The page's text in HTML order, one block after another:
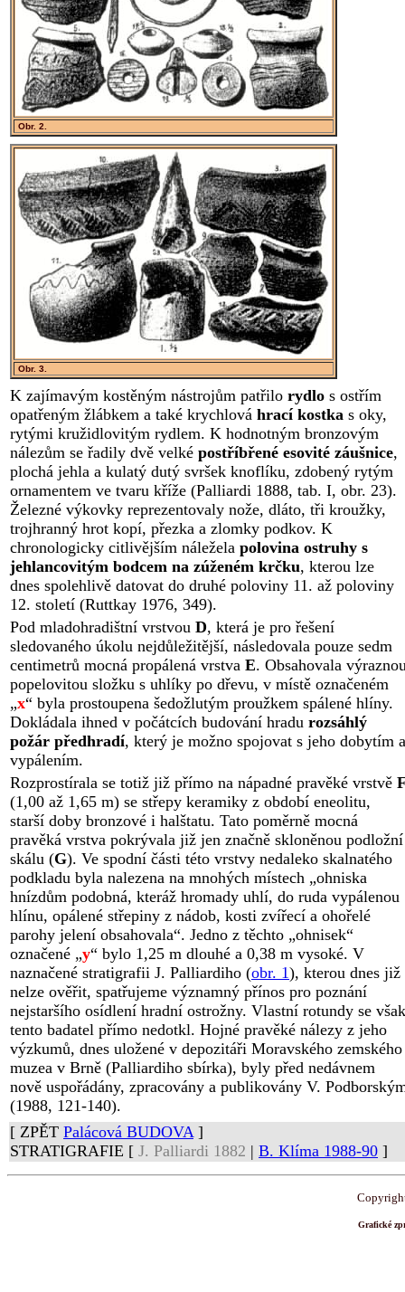
Obr. 2.
Obr. 3.
K zajímavým kostěným nástrojům patřilo rydlo s ostřím
opatřeným žlábkem a také krychlová hrací kostka s oky,
rytými kružidlovitým rydlem. K hodnotným bronzovým
nálezům se řadily dvě velké postříbřené esovité záušnice,
plochá jehla a kulatý dutý svršek knoflíku, zdobený rytým
ornamentem ve tvaru kříže (Palliardi 1888, tab. I, obr. 23).
Železné výkovky reprezentovaly nože, dláto, tři kroužky,
trojhranný hrot kopí, přezka a zlomky podkov. K
chronologicky citlivějším náležela polovina ostruhy s
jehlancovitým bodcem na zúženém krčku, kterou lze
dnes spolehlivě datovat do druhé poloviny 11. až poloviny
12. století (Ruttkay 1976, 349).
Pod mladohradištní vrstvou D, která je pro řešení
sledovaného úkolu nejdůležitější, následovala pouze sedm
centimetrů mocná propálená vrstva E. Obsahovala
popelovitou složku s uhlíky po dřevu, v místě označeném
„x“ byla prostoupena šedožlutým proužkem spálené hlíny.
Dokládala ihned v počátcích budování hradu rozsáhlý
požár předhradí, který je možno spojovat s jeho dobytím a
vypálením.
Rozprostírala se totiž již přímo na nápadné pravěké vrstvě
(1,00 až 1,65 m) se střepy keramiky z období eneolitu,
starší doby bronzové i halštatu. Tato poměrně mocná
pravěká vrstva pokrývala již jen značně skloněnou podložní
skálu (G). Ve spodní části této vrstvy nedaleko skalnatého
podkladu byla nalezena na mnohých místech „ohniska
hnízdům podobná, kteráž hromady uhlí, do ruda vypálenou
hlínu, opálené střepiny z nádob, kosti zvířecí a ohořelé
parohy jelení obsahovala“. Jedno z těchto „ohnisek“
označené „y“ bylo 1,25 m dlouhé a 0,38 m vysoké. V
naznačené stratigrafii J. Palliardiho (obr. 1), kterou dnes již
nelze ověřit, spatřujeme významný přínos pro poznání
nejstaršího osídlení hradní ostrožny. Vlastní rotundy se však
tento badatel přímo nedotkl. Hojné pravěké nálezy z jeho
výzkumů, dnes uložené v depozitáři Moravského zemského
muzea v Brně (Palliardiho sbírka), byly před nedávnem
nově uspořádány, zpracovány a publikovány V.
(1988, 121-140).
[ ZPĚT Palácová BUDOVA ]
STRATIGRAFIE [ J. Palliardi 1882 | B. Klíma 1988-90 ]
Grafické